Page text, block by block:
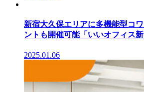
新宿大久保エリアに多機能型コ
ントも開催可能「いいオフィス新
2025.01.06